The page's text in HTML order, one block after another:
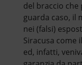
del braccio
guarda caso, il
nei (falsi)
Siracusa come
ed, infatti,